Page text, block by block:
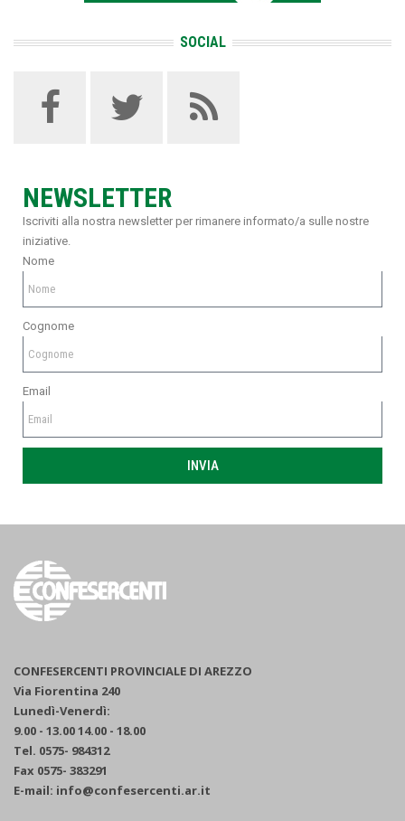
SOCIAL
NEWSLETTER
Iscriviti alla nostra newsletter per rimanere informato/a sulle nostre
iniziative.
Nome
Cognome
Email
INVIA
CONFESERCENTI PROVINCIALE DI AREZZO
Via Fiorentina 240
Lunedì-Venerdì:
9.00 - 13.00 14.00 - 18.00
Tel. 0575- 984312
Fax 0575- 383291
E-mail: info@confesercenti.ar.it